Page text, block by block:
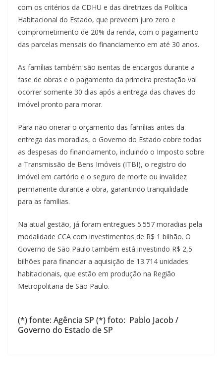
com os critérios da CDHU e das diretrizes da Política
Habitacional do Estado, que preveem juro zero e
comprometimento de 20% da renda, com o pagamento
das parcelas mensais do financiamento em até 30 anos.
As famílias também são isentas de encargos durante a
fase de obras e o pagamento da primeira prestação vai
ocorrer somente 30 dias após a entrega das chaves do
imóvel pronto para morar.
Para não onerar o orçamento das famílias antes da
entrega das moradias, o Governo do Estado cobre todas
as despesas do financiamento, incluindo o Imposto sobre
a Transmissão de Bens Imóveis (ITBI), o registro do
imóvel em cartório e o seguro de morte ou invalidez
permanente durante a obra, garantindo tranquilidade
para as famílias.
Na atual gestão, já foram entregues 5.557 moradias pela
modalidade CCA com investimentos de R$ 1 bilhão. O
Governo de São Paulo também está investindo R$ 2,5
bilhões para financiar a aquisição de 13.714 unidades
habitacionais, que estão em produção na Região
Metropolitana de São Paulo.
(*) fonte: Agência SP (*) foto: Pablo Jacob /
Governo do Estado de SP